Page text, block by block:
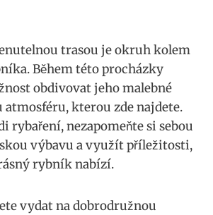
trasou je okruh kolem
Během této procházky
obdivovat jeho malebné
atmosféru, kterou zde najdete.
rybaření, nezapomeňte si sebou
výbavu a využít příležitosti,
rybník nabízí.
vydat na dobrodružnou